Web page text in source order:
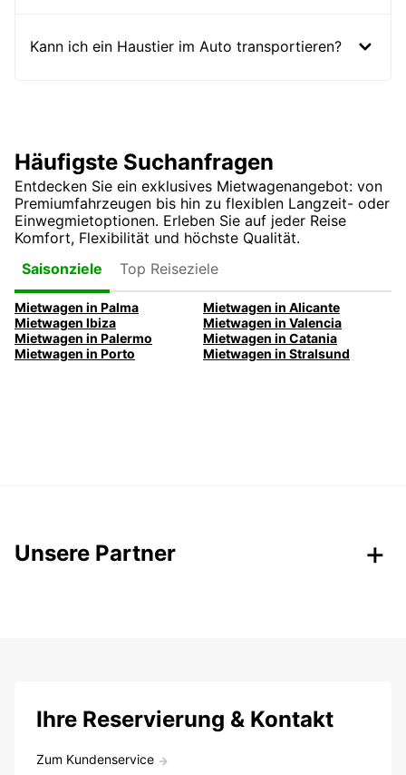
Kann ich ein Haustier im Auto transportieren?
Häufigste Suchanfragen
Entdecken Sie ein exklusives Mietwagenangebot: von
Premiumfahrzeugen bis hin zu flexiblen Langzeit- oder
Einwegmietoptionen. Erleben Sie auf jeder Reise
Komfort, Flexibilität und höchste Qualität.
Saisonziele
Top Reiseziele
Mietwagen in Palma
Mietwagen in Alicante
Mietwagen Ibiza
Mietwagen in Valencia
Mietwagen in Palermo
Mietwagen in Catania
Mietwagen in Porto
Mietwagen in Stralsund
Unsere Partner
Ihre Reservierung & Kontakt
Zum Kundenservice